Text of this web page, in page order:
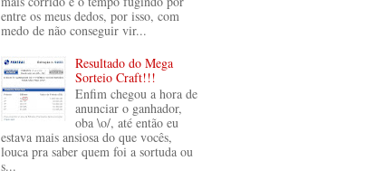
entre os meus dedos, por isso, com
medo de não conseguir vir...
Resultado do Mega
Sorteio Craft!!!
Enfim chegou a hora de
anunciar o ganhador,
oba \o/, até então eu
estava mais ansiosa do que vocês,
louca pra saber quem foi a sortuda ou
s...